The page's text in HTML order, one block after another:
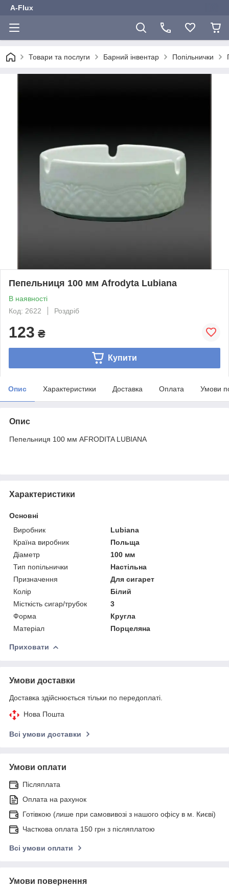
A-Flux
Товари та послуги Барний інвентар Попільнички
Пепельниця 100 мм Afrodyta Lubiana
В наявності
Код: 2622
Роздріб
123 ₴
Купити
Опис Характеристики Доставка Оплата Умови
Опис
Пепельниця 100 мм AFRODITA LUBIANA
Характеристики
Основні
Виробник
Lubiana
Країна виробник
Польща
Діаметр
100 мм
Тип попільнички
Настільна
Призначення
Для сигарет
Колір
Білий
Місткість сигар/трубок
3
Форма
Кругла
Матеріал
Порцеляна
Приховати
Умови доставки
Доставка здійснюється тільки по передоплаті.
Нова Пошта
Всі умови доставки
Умови оплати
Післяплата
Оплата на рахунок
Готівкою (лише при самовивозі з нашого офісу в м. Києві)
Часткова оплата 150 грн з післяплатою
Всі умови оплати
Умови повернення